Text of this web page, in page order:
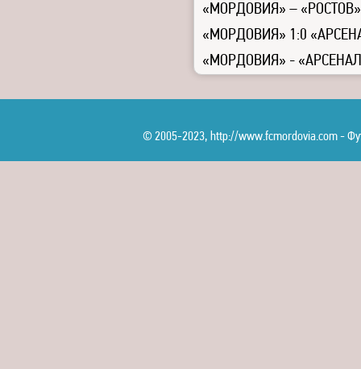
«МОРДОВИЯ» –
«МОРДОВИЯ» 1:0
«МОРДОВИЯ» -
© 2005-2023, http://www.fcmordovia.com -